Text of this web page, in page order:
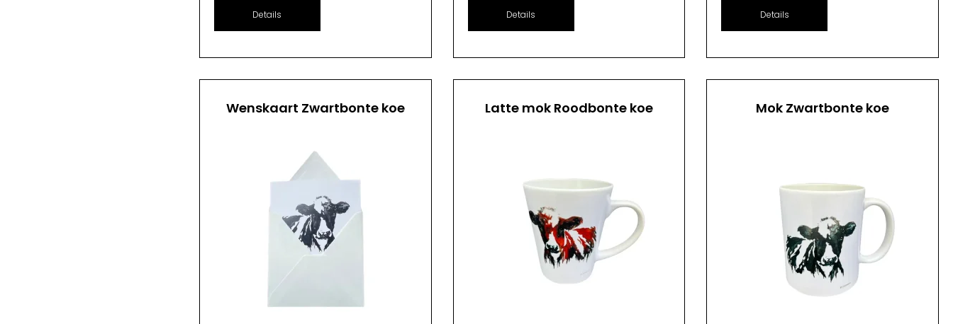
Details Details Details
Wenskaart Zwartbonte koe Latte mok Roodbonte koe Mok Zwartbonte koe